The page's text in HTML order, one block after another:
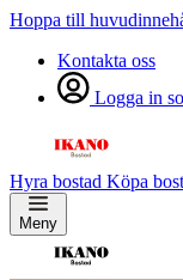
Hoppa till
Kontakta oss
Logga in
Hyra bostad Köpa
Meny